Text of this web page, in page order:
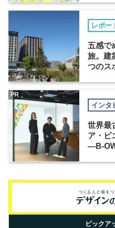
レポー
五感で
旅。建
つのス
インタ
世界最
ア・ビ
―B-
PR
ピックア